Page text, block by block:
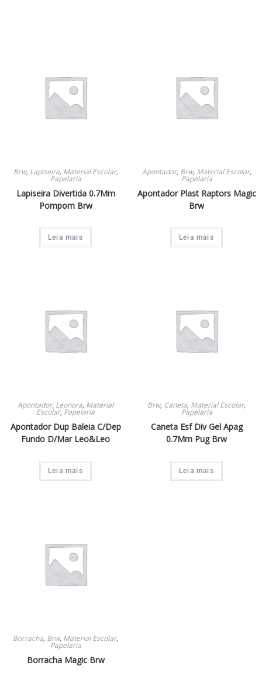
Brw, Lapiseira, Material Escolar,
Papelaria
Lapiseira Divertida 0.7Mm
Pompom Brw
Leia mais
Apontador, Brw, Material Escolar,
Papelaria
Apontador Plast Raptors Magic
Brw
Leia mais
Apontador, Leonora, Material
Escolar, Papelaria
Apontador Dup Baleia C/Dep
Fundo D/Mar Leo&Leo
Leia mais
Brw, Caneta, Material Escolar,
Papelaria
Caneta Esf Div Gel Apag
0.7Mm Pug Brw
Leia mais
Borracha, Brw, Material Escolar,
Papelaria
Borracha Magic Brw